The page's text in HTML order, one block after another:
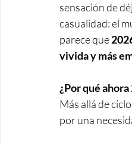
sensación de
casualidad: el
parece que
vivida y más
¿Por qué
Más allá de
por una